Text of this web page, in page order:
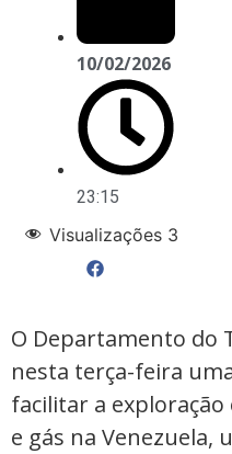
10/02/2026
23:15
Visualizações 3
O ⁠Departamento do
nesta terça-feira
facilitar ‌a
e gás na Venezuela,